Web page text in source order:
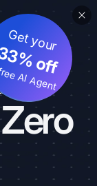
Get your
off
AI Agent